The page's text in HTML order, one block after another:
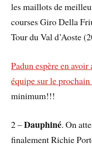
les maillots de
courses Giro Della
Tour du Val d’Aoste
Padun espère en
équipe sur le
minimum!!!
2 –Dauphiné. On
finalement Richie